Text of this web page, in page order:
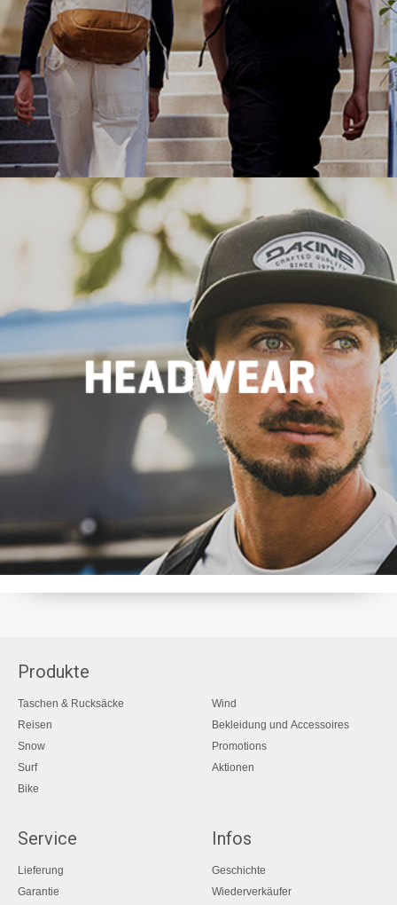
Produkte
Taschen & Rucksäcke
Reisen
Snow
Surf
Bike
Wind
Bekleidung und Accessoires
Promotions
Aktionen
Service
Lieferung
Garantie
Infos
Geschichte
Wiederverkäufer